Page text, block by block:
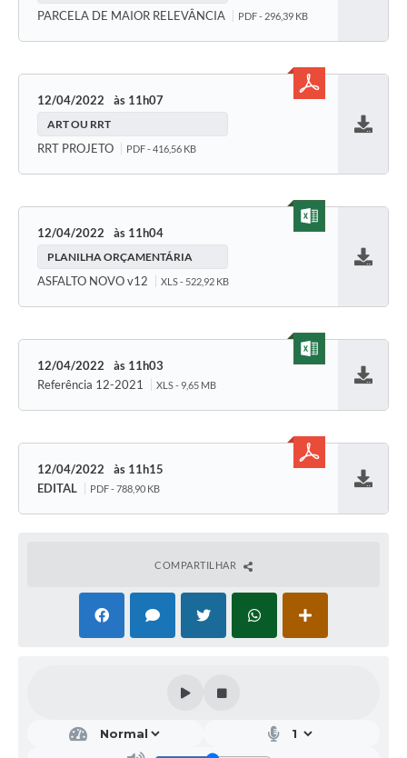
PARCELA DE MAIOR RELEVÂNCIA PDF - 296,39 KB
12/04/2022 11h07
ART OU RRT
RRT PROJETO PDF - 416,56 KB
12/04/2022 11h04
PLANILHA ORÇAMENTÁRIA
ASFALTO NOVO v12 XLS - 522,92 KB
12/04/2022
11h03
Referência 12-2021
XLS - 9,65 MB
12/04/2022
11h15
EDITAL
PDF - 788,90 KB
COMPARTILHAR